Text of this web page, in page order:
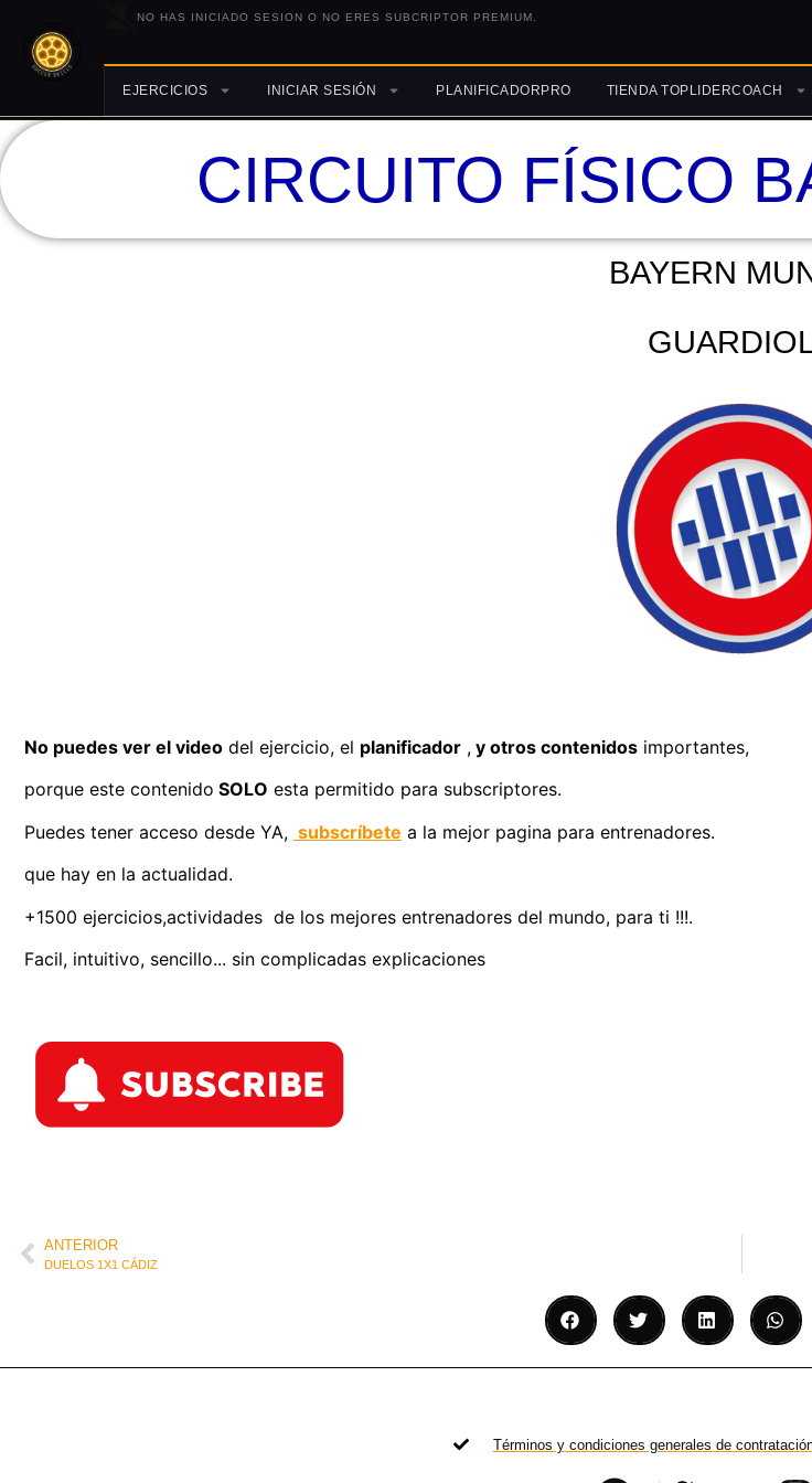
NO HAS INICIADO SESION O NO ERES SUBCRIPTOR PREMIUM.
EJERCICIOS INICIAR SESIÓN PLANIFICADORPRO TIENDA TOPLIDERCOACH
CIRCUITO FÍSICO
BAYERN
No puedes ver el video del ejercicio, el planificador , y otros contenidos importantes,
porque este contenido SOLO esta permitido para subscriptores.
Puedes tener acceso desde YA, subscríbete a la mejor pagina para entrenadores.
que hay en la actualidad.
+1500 ejercicios,actividades de los mejores entrenadores del mundo, para ti !!!.
Facil, intuitivo, sencillo... sin complicadas explicaciones
ANTERIOR
DUELOS 1X1 CÁDIZ
Términos y condiciones generales de